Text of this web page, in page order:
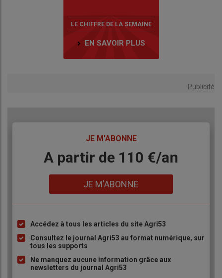
LE CHIFFRE DE LA SEMAINE
EN SAVOIR PLUS
Publicité
JE M'ABONNE
BodyA partir de 110 €/an
JE M'ABONNE
Liste
à
puce
Accédez à tous les articles du site Agri53
Consultez le journal Agri53 au format numérique, sur
tous les supports
Ne manquez aucune information grâce aux
newsletters du journal Agri53